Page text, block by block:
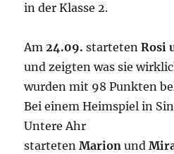
in der Klasse 2.
Am24.09. startetenRosi
und zeigten was sie
wurden mit 98 Punkten
Bei einem Heimspiel in
Untere Ahr
startetenMarion und